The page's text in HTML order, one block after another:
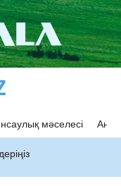
мәселесі Ана